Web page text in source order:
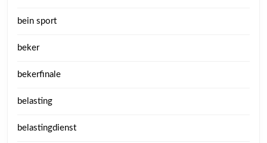
bein sport
beker
bekerfinale
belasting
belastingdienst